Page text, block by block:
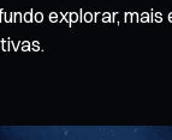
explorar,